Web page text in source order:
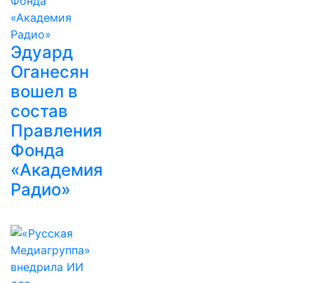
Эдуард
Оганесян
вошел в
состав
Правления
Фонда
«Академия
Радио»